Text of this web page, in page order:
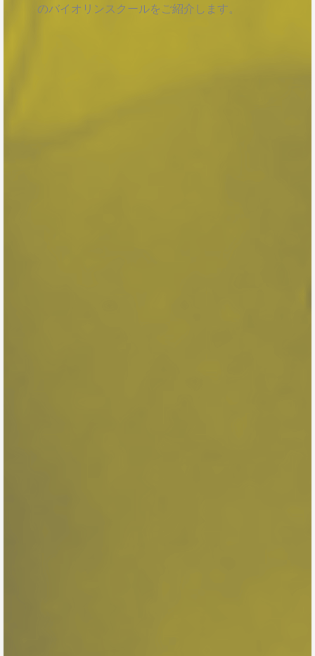
のバイオリンスクールをご紹介します。